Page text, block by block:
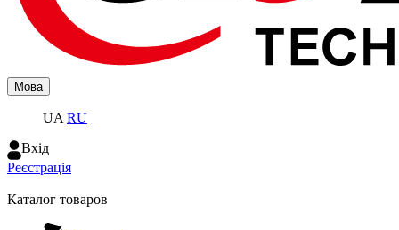
Мова
UA RU
Вхiд
Реєстрація
Каталог товаров